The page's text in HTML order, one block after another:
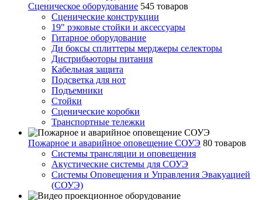
Сценическое оборудование 545 товаров
Сценические конструкции
19" рэковые стойки и аксесcуары
Гитарное оборудование
Ди боксы сплиттеры мерджеры селекторы
Дистрибьюторы питания
Кабельная защита
Подсветка для нот
Подъемники
Стойки
Сценические коробки
Транспортные тележки
Пожарное и аварийное оповещение СОУЭ 80 товаров
Cистемы трансляции и оповещения
Акустические системы для СОУЭ
Системы Оповещения и Управления Эвакуацией
(СОУЭ)